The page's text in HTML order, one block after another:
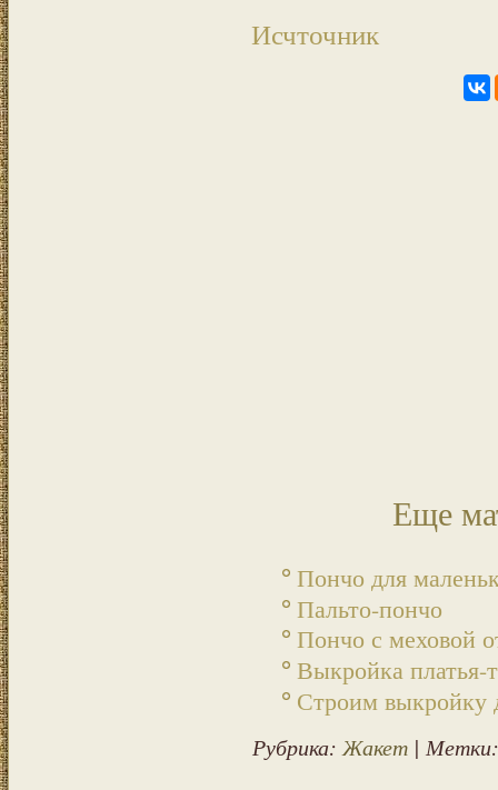
Исчточник
Еще
Пончо для
Пальто-пончо
Пончо с меховой
Выкройка платья-
Строим выкройку
Рубрика:Жакет |